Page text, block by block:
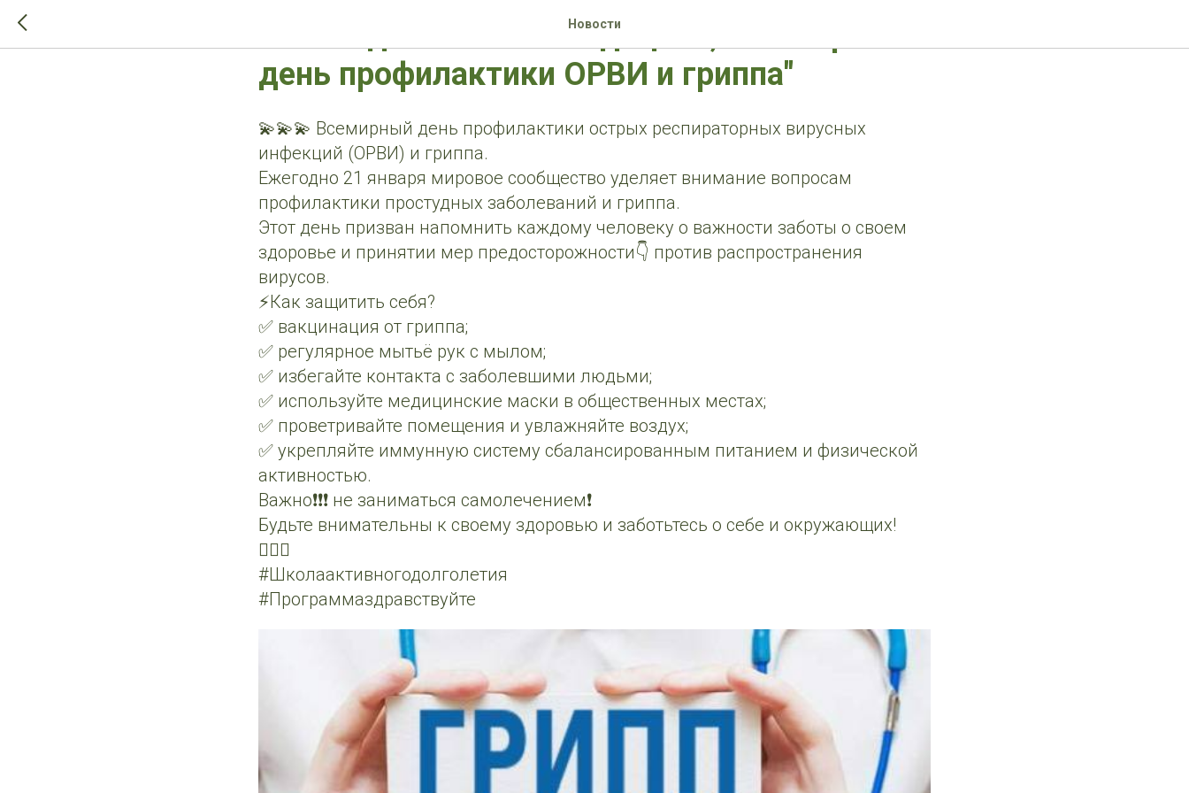
Новости
Школа долголетия: медицина, "Всемирный
день профилактики ОРВИ и гриппа"
💫💫💫 Всемирный день профилактики острых респираторных вирусных
инфекций (ОРВИ) и гриппа.
Ежегодно 21 января мировое сообщество уделяет внимание вопросам
профилактики простудных заболеваний и гриппа.
Этот день призван напомнить каждому человеку о важности заботы о своем
здоровье и принятии мер предосторожности👇 против распространения
вирусов.
⚡️Как защитить себя?
✅ вакцинация от гриппа;
✅ регулярное мытьё рук с мылом;
✅ избегайте контакта с заболевшими людьми;
✅ используйте медицинские маски в общественных местах;
✅ проветривайте помещения и увлажняйте воздух;
✅ укрепляйте иммунную систему сбалансированным питанием и физической
активностью.
Важно❗️❗️❗️ не заниматься самолечением❗️
Будьте внимательны к своему здоровью и заботьтесь о себе и окружающих!
👩‍❤️‍👨
#Школаактивногодолголетия
#Программаздравствуйте